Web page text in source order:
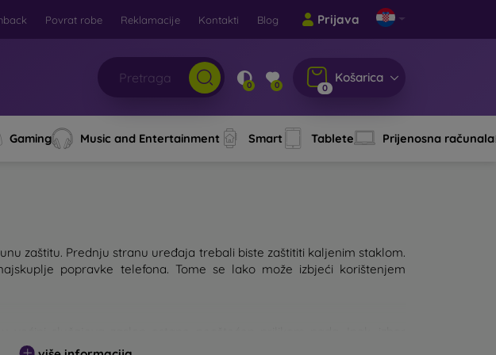
Povrat robe Reklamacije Kontakti Blog Prijava
0 0 0
Košarica
Gaming Music and Entertainment Smart Tablete Prijenosna računala
zaštitu. Prednju stranu uređaja trebali biste zaštititi kaljenim staklom.
popravke telefona. Tome se lako može izbjeći korištenjem
kvalitetnije i otpornije, to će bolje štititi uređaj. Na tržištu postoji više